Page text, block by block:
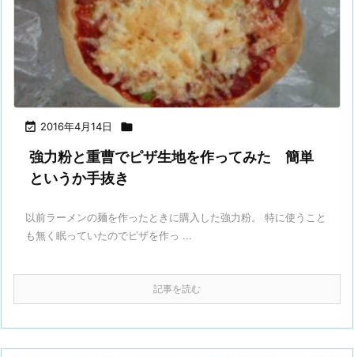
 2016年4月14日 
強力粉と重曹でピザ生地を作ってみた 簡単
というか手抜き
以前ラーメンの麺を作ったときに購入した強力粉。 特に使うこと
も無く眠っていたのでピザを作っ ...
記事を読む